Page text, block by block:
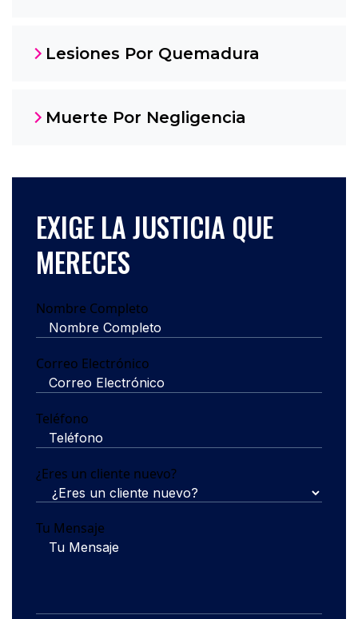
Lesiones Por Quemadura
Muerte Por Negligencia
EXIGE LA JUSTICIA QUE
MERECES
Nombre Completo
Correo Electrónico
Teléfono
¿Eres un cliente nuevo?
Tu Mensaje